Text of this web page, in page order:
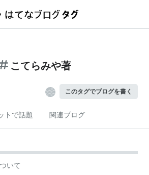
こてらみや著
このタグでブログを書く
トで話題 関連ブログ
いて